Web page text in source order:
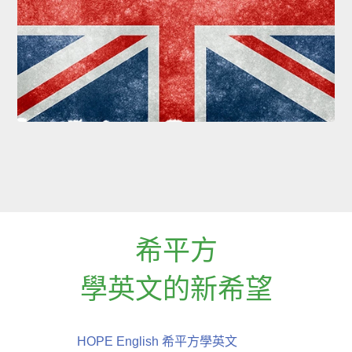
希平方
學英文的新希望
HOPE English 希平方學英文